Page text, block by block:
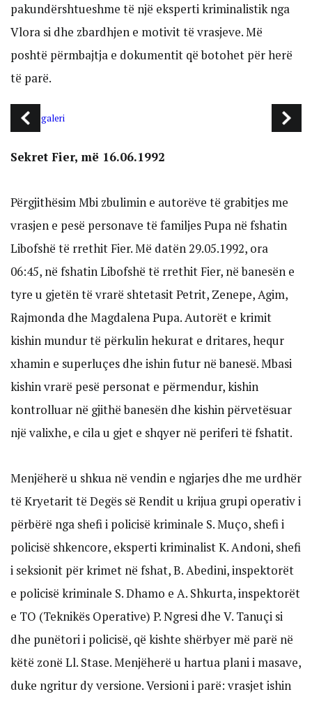
pakundërshtueshme të një eksperti kriminalistik nga
Vlora si dhe zbardhjen e motivit të vrasjeve. Më
poshtë përmbajtja e dokumentit që botohet për herë
të parë.
Sekret Fier, më 16.06.1992
Përgjithësim Mbi zbulimin e autorëve të grabitjes me
vrasjen e pesë personave të familjes Pupa në fshatin
Libofshë të rrethit Fier. Më datën 29.05.1992, ora
06:45, në fshatin Libofshë të rrethit Fier, në banesën e
tyre u gjetën të vrarë shtetasit Petrit, Zenepe, Agim,
Rajmonda dhe Magdalena Pupa. Autorët e krimit
kishin mundur të përkulin hekurat e dritares, hequr
xhamin e superluçes dhe ishin futur në banesë. Mbasi
kishin vrarë pesë personat e përmendur, kishin
kontrolluar në gjithë banesën dhe kishin përvetësuar
një valixhe, e cila u gjet e shqyer në periferi të fshatit.
Menjëherë u shkua në vendin e ngjarjes dhe me urdhër
të Kryetarit të Degës së Rendit u krijua grupi operativ i
përbërë nga shefi i policisë kriminale S. Muço, shefi i
policisë shkencore, eksperti kriminalist K. Andoni, shefi
i seksionit për krimet në fshat, B. Abedini, inspektorët
e policisë kriminale S. Dhamo e A. Shkurta, inspektorët
e TO (Teknikës Operative) P. Ngresi dhe V. Tanuçi si
dhe punëtori i policisë, që kishte shërbyer më parë në
këtë zonë Ll. Stase. Menjëherë u hartua plani i masave,
duke ngritur dy versione. Versioni i parë: vrasjet ishin